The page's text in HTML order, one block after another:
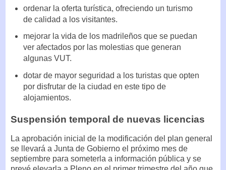
ordenar la oferta turística, ofreciendo un turismo
de calidad a los visitantes.
mejorar la vida de los madrileños que se puedan
ver afectados por las molestias que generan
algunas VUT.
dotar de mayor seguridad a los turistas que opten
por disfrutar de la ciudad en este tipo de
alojamientos.
Suspensión temporal de nuevas licencias
La aprobación inicial de la modificación del plan general
se llevará a Junta de Gobierno el próximo mes de
septiembre para someterla a información pública y se